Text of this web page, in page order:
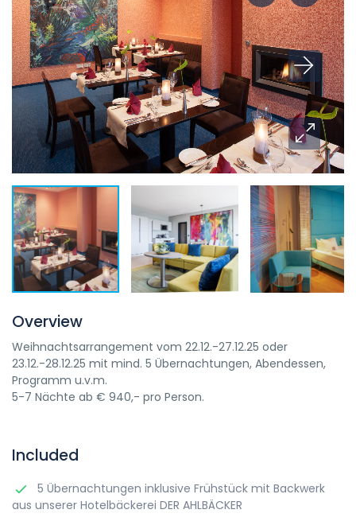
Overview
Weihnachtsarrangement vom 22.12.-27.12.25 oder
23.12.-28.12.25 mit mind. 5 Übernachtungen, Abendessen,
Programm u.v.m.
5-7 Nächte ab € 940,- pro Person.
Included
5 Übernachtungen inklusive Frühstück mit Backwerk
aus unserer Hotelbäckerei DER AHLBÄCKER